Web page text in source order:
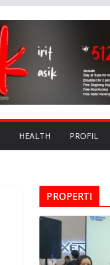
HEALTH PROFIL
PROPERTI